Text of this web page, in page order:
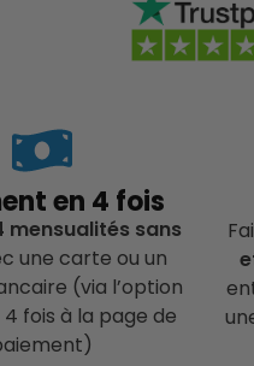
en 4 fois
mensualités sans
une carte ou un
(via l’option
4 fois à la page de